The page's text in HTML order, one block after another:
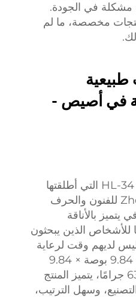
مشكلة في الجودة.
مخصصة، ما لم
طبيعية
في أصيص -
سلة الزهور الاصطناعية HL-34 التي أطلقتها
شركة Zhejiang Ruopei للفنون والحرف
بالأناقة
الذين يبحثون
لديهم وقت لرعاية
النباتات الطازجة. وبأبعاد 9.84 بوصة × 9.84
بوصة ووزن لا يتجاوز 634 جرامًا، يتميز المنتج
وسهل الترتيب،